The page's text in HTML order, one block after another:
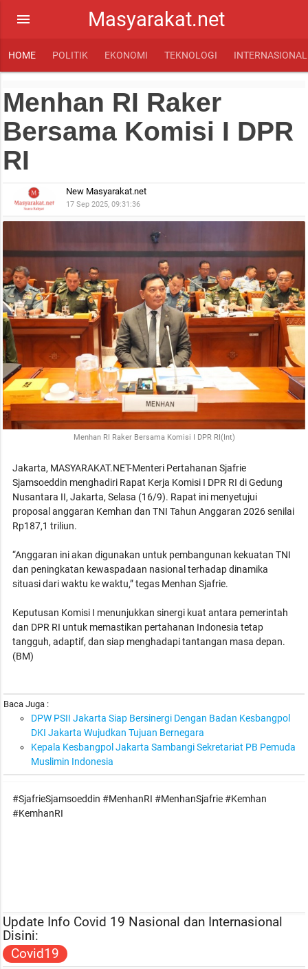
Masyarakat.net
menu
HOME POLITIK EKONOMI TEKNOLOGI INTERNASIONAL
Menhan RI Raker
Bersama Komisi I DPR
RI
New Masyarakat.net
17 Sep 2025, 09:31:36
Menhan RI Raker Bersama Komisi I DPR RI(Int)
Jakarta, MASYARAKAT.NET-Menteri Pertahanan Sjafrie
Sjamsoeddin menghadiri Rapat Kerja Komisi I DPR RI di Gedung
Nusantara II, Jakarta, Selasa (16/9). Rapat ini menyetujui
proposal anggaran Kemhan dan TNI Tahun Anggaran 2026 senilai
Rp187,1 triliun.
“Anggaran ini akan digunakan untuk pembangunan kekuatan TNI
dan peningkatan kewaspadaan nasional terhadap dinamika
situasi dari waktu ke waktu,” tegas Menhan Sjafrie.
Keputusan Komisi I menunjukkan sinergi kuat antara pemerintah
dan DPR RI untuk memastikan pertahanan Indonesia tetap
tangguh, adaptif, dan siap menghadapi tantangan masa depan.
(BM)
Baca Juga :
DPW PSII Jakarta Siap Bersinergi Dengan Badan Kesbangpol
DKI Jakarta Wujudkan Tujuan Bernegara
Kepala Kesbangpol Jakarta Sambangi Sekretariat PB Pemuda
Muslimin Indonesia
#SjafrieSjamsoeddin #MenhanRI #MenhanSjafrie #Kemhan
#KemhanRI
Update Info Covid 19 Nasional dan Internasional
Disini:
Covid19